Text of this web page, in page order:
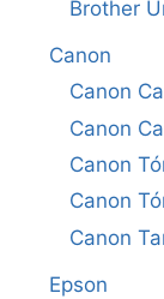
Brother
Canon
Canon
Canon
Canon
Canon
Canon
Epson